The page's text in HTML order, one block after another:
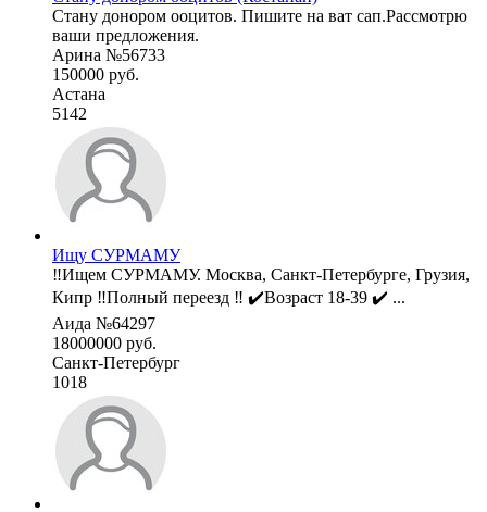
Стану донором ооцитов. Пишите на ват сап.Рассмотрю
ваши предложения.
Арина №56733
150000 руб.
Астана
5142
Ищу СУРМАМУ
‼️Ищем СУРМАМУ. Москва, Санкт-Петербурге, Грузия,
Кипр ‼️Полный переезд ‼️ ✔️Возраст 18-39 ✔️ ...
Аида №64297
18000000 руб.
Санкт-Петербург
1018